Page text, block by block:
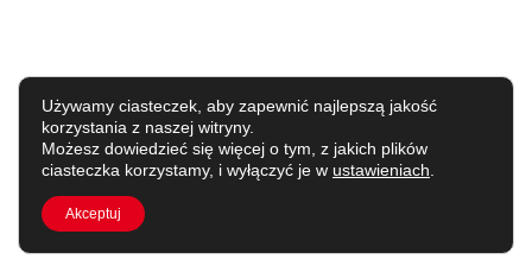
Używamy ciasteczek, aby zapewnić najlepszą jakość
korzystania z naszej witryny.
Możesz dowiedzieć się więcej o tym, z jakich plików
ciasteczka korzystamy, i wyłączyć je w ustawieniach
Akceptuj